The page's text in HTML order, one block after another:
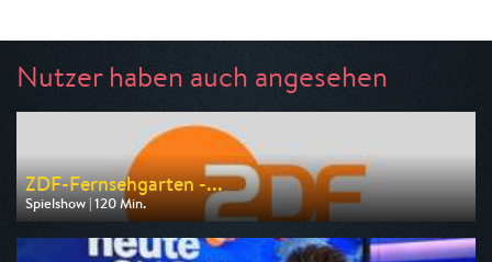
Nutzer haben auch angesehen
ZDF-Fernsehgarten -...
Spielshow | 120 Min.
Ausgestrahlt von ZDF
am 09.08.2026, 12:00